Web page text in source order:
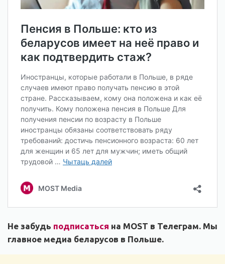
Не забудь подписаться на MOST в Телеграм. Мы
главное медиа беларусов в Польше.